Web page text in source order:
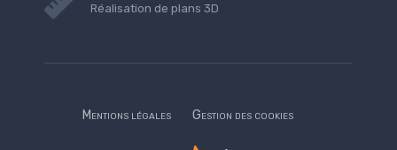
Réalisation de plans 3D
Mentions légales Gestion des cookies